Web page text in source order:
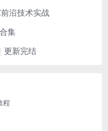
沿技术实战
集
更新完结
程